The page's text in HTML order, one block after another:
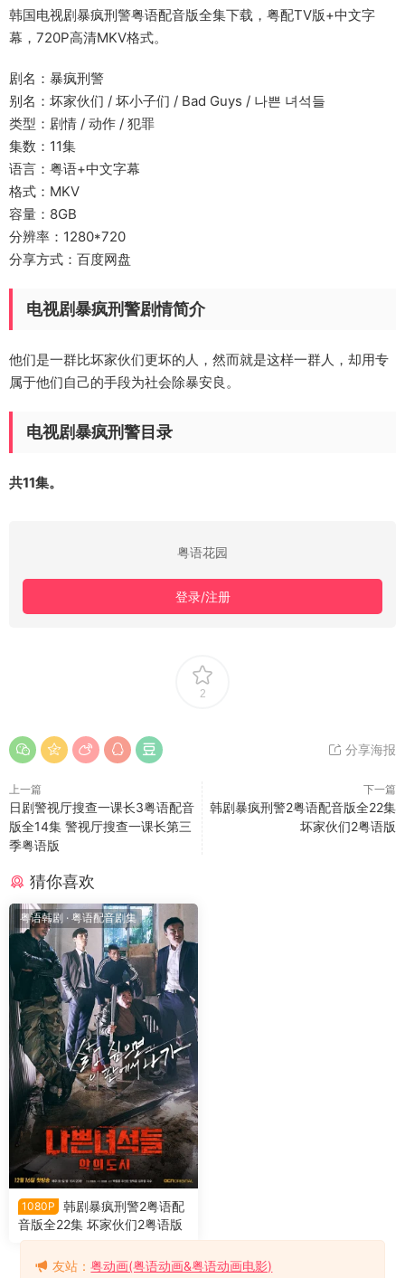
韩国电视剧暴疯刑警粤语配音版全集下载，粤配TV版+中文字
幕，720P高清MKV格式。
剧名：暴疯刑警
别名：坏家伙们 / 坏小子们 / Bad Guys / 나쁜 녀석들
类型：剧情 / 动作 / 犯罪
集数：11集
语言：粤语+中文字幕
格式：MKV
容量：8GB
分辨率：1280*720
分享方式：百度网盘
电视剧暴疯刑警剧情简介
他们是一群比坏家伙们更坏的人，然而就是这样一群人，却用专
属于他们自己的手段为社会除暴安良。
电视剧暴疯刑警目录
共11集。
粤语花园
登录/注册
2
分享海报
上一篇
日剧警视厅搜查一课长3粤语配音
版全14集 警视厅搜查一课长第三
季粤语版
下一篇
韩剧暴疯刑警2粤语配音版全22集
坏家伙们2粤语版
猜你喜欢
粤语韩剧 · 粤语配音剧集
1080P
韩剧暴疯刑警2粤语配
音版全22集 坏家伙们2粤语版
友站：粤动画(粤语动画&粤语动画电影)